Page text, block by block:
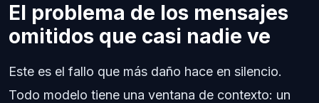
El problema de los mensajes
omitidos que casi nadie ve
Este es el fallo que más daño hace en silencio.
Todo modelo tiene una ventana de contexto: un